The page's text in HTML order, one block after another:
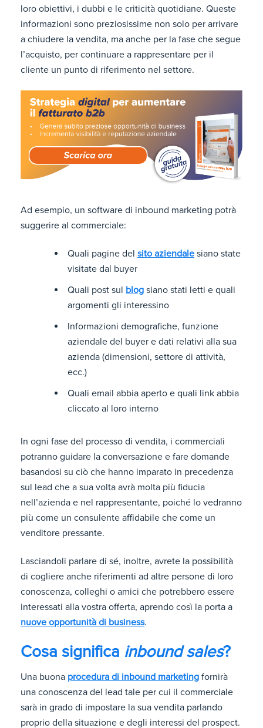
loro obiettivi, i dubbi e le criticità quotidiane. Queste
informazioni sono preziosissime non solo per arrivare
a chiudere la vendita, ma anche per la fase che segue
l’acquisto, per continuare a rappresentare per il
cliente un punto di riferimento nel settore.
Ad esempio, un software di inbound marketing potrà
suggerire al commerciale:
Quali pagine del sito aziendale siano state
visitate dal buyer
Quali post sul blog siano stati letti e quali
argomenti gli interessino
Informazioni demografiche, funzione
aziendale del buyer e dati relativi alla sua
azienda (dimensioni, settore di attività,
ecc.)
Quali email abbia aperto e quali link abbia
cliccato al loro interno
In ogni fase del processo di vendita, i commerciali
potranno guidare la conversazione e fare domande
basandosi su ciò che hanno imparato in precedenza
sul lead che a sua volta avrà molta più fiducia
nell’azienda e nel rappresentante, poiché lo vedranno
più come un consulente affidabile che come un
venditore pressante.
Lasciandoli parlare di sé, inoltre, avrete la possibilità
di cogliere anche riferimenti ad altre persone di loro
conoscenza, colleghi o amici che potrebbero essere
interessati alla vostra offerta, aprendo così la porta a
nuove opportunità di business.
Cosa significa inbound sales?
Una buona procedura di inbound marketing fornirà
una conoscenza del lead tale per cui il commerciale
sarà in grado di impostare la sua vendita parlando
proprio della situazione e degli interessi del prospect.